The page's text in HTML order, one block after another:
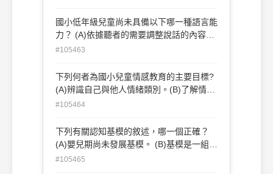
體系與外在環境訊息出現不一致的矛盾。
國小低年級兒童尚未具備以下哪一種語言能
力？ (A)依據聽者的需要調整說話的內容，
以提供足夠的訊息。 (B)了解諷刺語句的真
覺（metalinguistic awareness）。 (D)說
出複雜的句子來表達想法。
#105463
下列何者為國小兒童情感教育的主要目標?
(A)辨識自己與他人情緒類別。(B)了解情緒
事件始末。 (C)表達情緒的技巧。(D)描述
#105464
下列有關認知基模的敘述，哪一個正確？
(A)嬰兒期尚未發展基模。 (B)基模是一組相
關概念的架構，只在做抽象思考時才能發揮
#105465